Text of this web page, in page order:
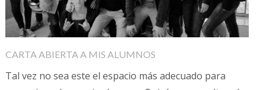
CARTA ABIERTA A MIS ALUMNOS
Tal vez no sea este el espacio más adecuado para